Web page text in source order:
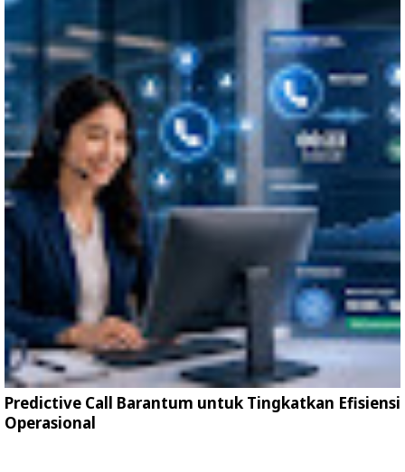
Predictive Call Barantum untuk Tingkatkan Efisiensi
Operasional